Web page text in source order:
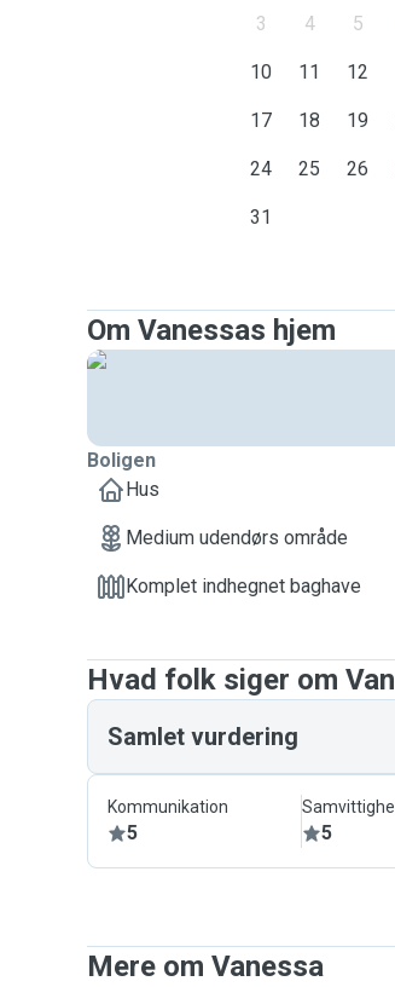
3 4 5
10 11 12
17 18 19
24 25 26
31
Om Vanessas hjem
Boligen
Hus
Medium udendørs område
Komplet indhegnet baghave
Hvad folk siger om
Samlet vurdering
Kommunikation
5 5
Mere om Vanessa